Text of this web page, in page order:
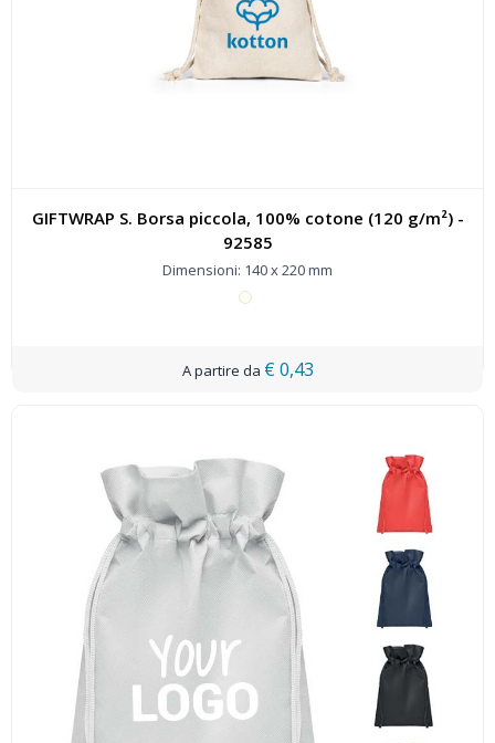
GIFTWRAP S. Borsa piccola, 100% cotone (120 g/m²) -
92585
Dimensioni: 140 x 220 mm
€ 0,43